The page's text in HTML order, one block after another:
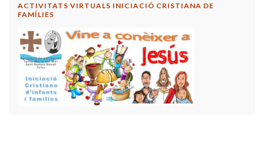
ACTIVITATS VIRTUALS INICIACIÓ CRISTIANA DE
FAMÍLIES